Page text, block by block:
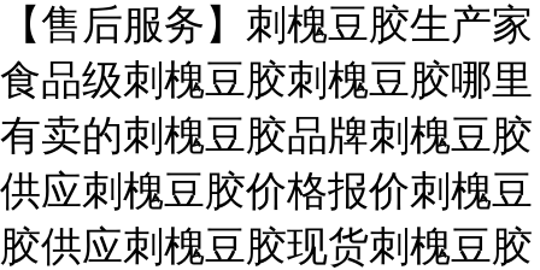
【售后服务】刺槐豆胶生产家
食品级刺槐豆胶刺槐豆胶哪里
有卖的刺槐豆胶品牌刺槐豆胶
供应刺槐豆胶价格报价刺槐豆
胶供应刺槐豆胶现货刺槐豆胶